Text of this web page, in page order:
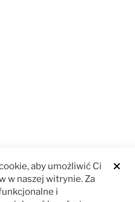
aby umożliwić Ci
w naszej witrynie. Za
i